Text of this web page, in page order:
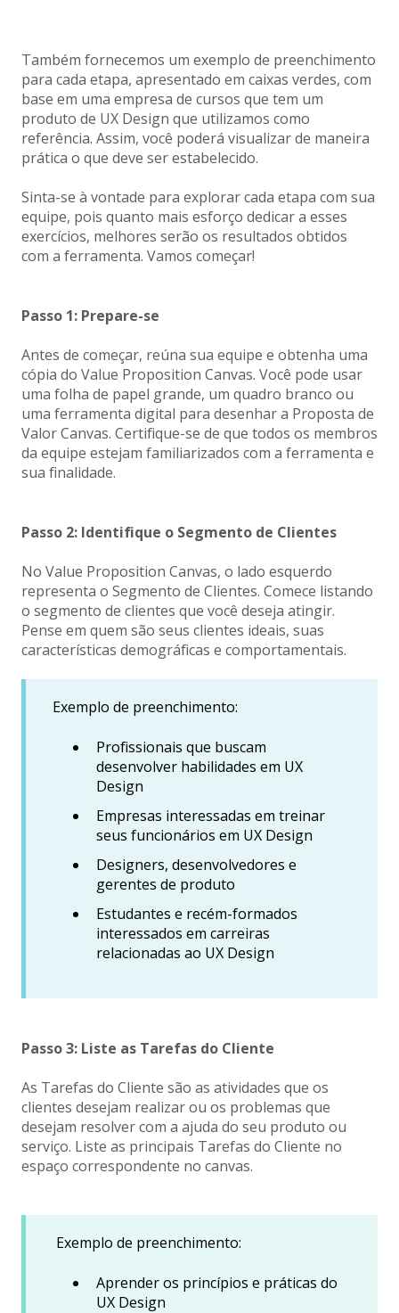
Também fornecemos um exemplo de preenchimento
para cada etapa, apresentado em caixas verdes, com
base em uma empresa de cursos que tem um
produto de UX Design que utilizamos como
referência. Assim, você poderá visualizar de maneira
prática o que deve ser estabelecido.
Sinta-se à vontade para explorar cada etapa com sua
equipe, pois quanto mais esforço dedicar a esses
exercícios, melhores serão os resultados obtidos
com a ferramenta. Vamos começar!
Passo 1: Prepare-se
Antes de começar, reúna sua equipe e obtenha uma
cópia do Value Proposition Canvas. Você pode usar
uma folha de papel grande, um quadro branco ou
uma ferramenta digital para desenhar a Proposta de
Valor Canvas. Certifique-se de que todos os membros
da equipe estejam familiarizados com a ferramenta e
sua finalidade.
Passo 2: Identifique o Segmento de Clientes
No Value Proposition Canvas, o lado esquerdo
representa o Segmento de Clientes. Comece listando
o segmento de clientes que você deseja atingir.
Pense em quem são seus clientes ideais, suas
características demográficas e comportamentais.
Exemplo de preenchimento:
Profissionais que buscam
desenvolver habilidades em UX
Design
Empresas interessadas em treinar
seus funcionários em UX Design
Designers, desenvolvedores e
gerentes de produto
Estudantes e recém-formados
interessados em carreiras
relacionadas ao UX Design
Passo 3: Liste as Tarefas do Cliente
As Tarefas do Cliente são as atividades que os
clientes desejam realizar ou os problemas que
desejam resolver com a ajuda do seu produto ou
serviço. Liste as principais Tarefas do Cliente no
espaço correspondente no canvas.
Exemplo de preenchimento:
Aprender os princípios e práticas do
UX Design